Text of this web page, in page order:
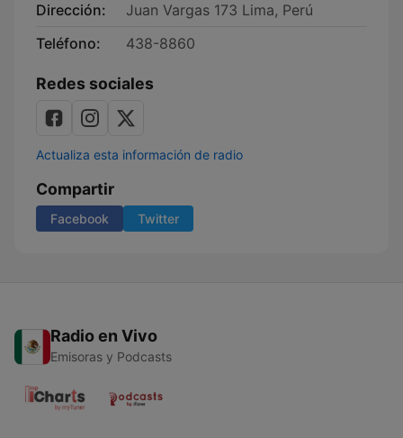
Dirección:
Juan Vargas 173 Lima, Perú
Teléfono:
438-8860
Redes sociales
Actualiza esta información de radio
Compartir
Facebook Twitter
Radio en Vivo
Emisoras y Podcasts